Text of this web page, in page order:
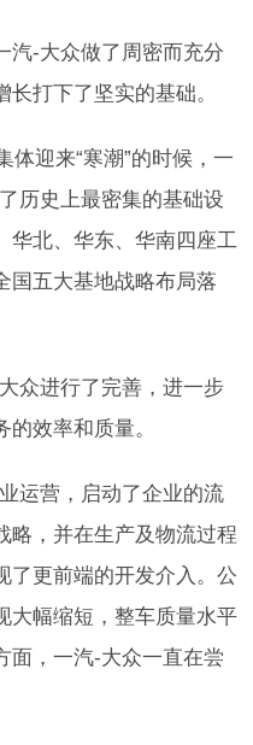
汽-大众做了周密而充分
打下了坚实的基础。
体迎来“寒潮”的时候，一
历史上最密集的基础设
华北、华东、华南四座工
国五大基地战略布局落
众进行了完善，进一步
效率和质量。
运营，启动了企业的流
略，并在生产及物流过程
了更前端的开发介入。公
大幅缩短，整车质量水平
面，一汽-大众一直在尝